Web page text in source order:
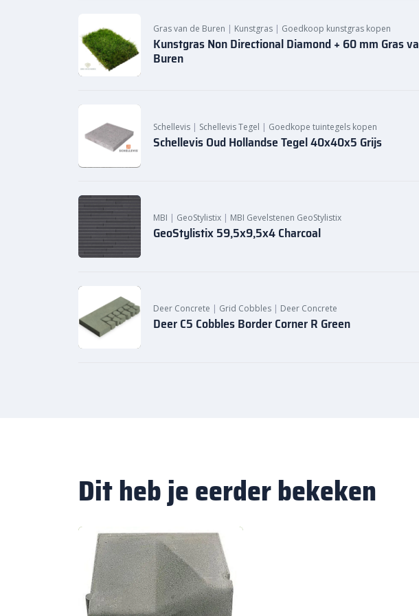
Gras van de Buren | Kunstgras | Goedkoop kunstgras kopen
Kunstgras Non Directional Diamond + 60 mm Gras
Buren
Schellevis | Schellevis Tegel | Goedkope tuintegels kopen
Schellevis Oud Hollandse Tegel 40x40x5 Grijs
MBI | GeoStylistix | MBI Gevelstenen GeoStylistix
GeoStylistix 59,5x9,5x4 Charcoal
Deer Concrete | Grid Cobbles | Deer Concrete
Deer C5 Cobbles Border Corner R Green
Dit heb je eerder bekeken